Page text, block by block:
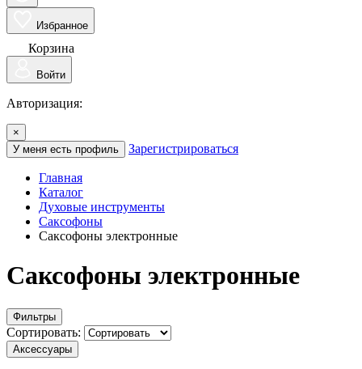
Избранное
Корзина
Войти
Авторизация:
×
У меня есть профиль
Зарегистрироваться
Главная
Каталог
Духовые инструменты
Саксофоны
Саксофоны электронные
Саксофоны электронные
Фильтры
Сортировать:
Аксессуары